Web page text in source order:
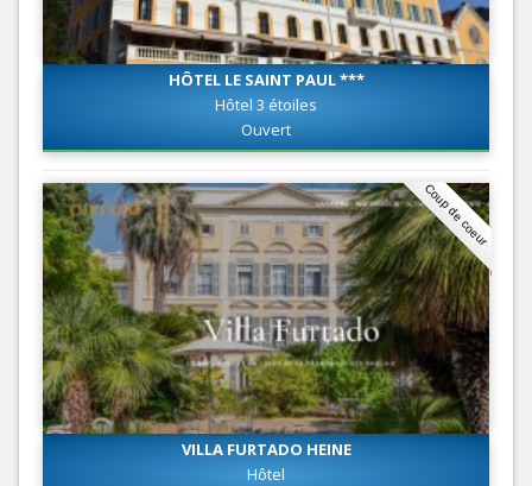
HÔTEL LE SAINT PAUL ***
Hôtel 3 étoiles
Ouvert
Coup de coeur
VILLA FURTADO HEINE
Hôtel